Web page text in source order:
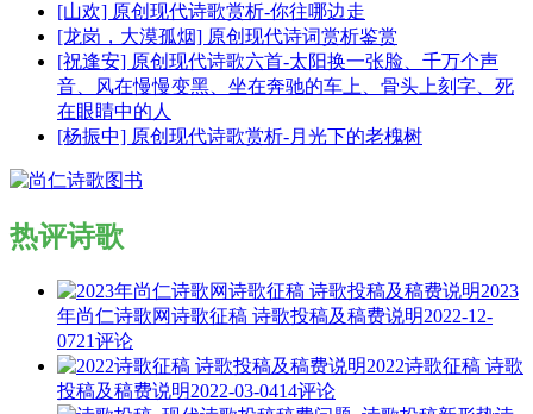
[山欢] 原创现代诗歌赏析-你往哪边走
[龙岗，大漠孤烟] 原创现代诗词赏析鉴赏
[祝逢安] 原创现代诗歌六首-太阳换一张脸、千万个声
音、风在慢慢变黑、坐在奔驰的车上、骨头上刻字、死
在眼睛中的人
[杨振中] 原创现代诗歌赏析-月光下的老槐树
热评诗歌
2023
年尚仁诗歌网诗歌征稿 诗歌投稿及稿费说明2022-12-
0721评论
2022诗歌征稿 诗歌
投稿及稿费说明2022-03-0414评论